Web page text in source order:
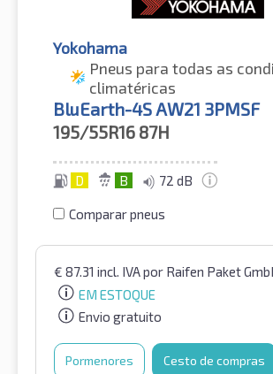
Yokohama
Pneus para todas as
climatéricas
BluEarth-4S AW21 3PMSF
195/55R16 87H
D B 72 dB
Comparar pneus
€ 87.31 incl. IVApor Raifen Paket
EM ESTOQUE
Envio gratuito
Pormenores Cesto de compras